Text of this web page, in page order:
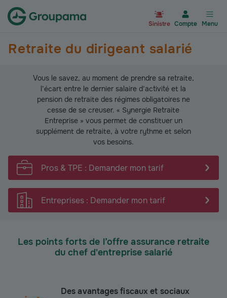
Sinistre Compte Menu
Retraite du dirigeant salarié
Vous le savez, au moment de prendre sa retraite,
l’écart entre le dernier salaire d’activité et la
pension de retraite des régimes obligatoires ne
cesse de se creuser. « Synergie Retraite
Entreprise » vous permet de constituer un
supplément de retraite, à votre rythme et selon
vos besoins.
Pros & TPE : Demander mon tarif
Entreprises : Demander mon tarif
Les points forts de l’offre assurance retraite
du chef d'entreprise salarié
Des avantages fiscaux et sociaux